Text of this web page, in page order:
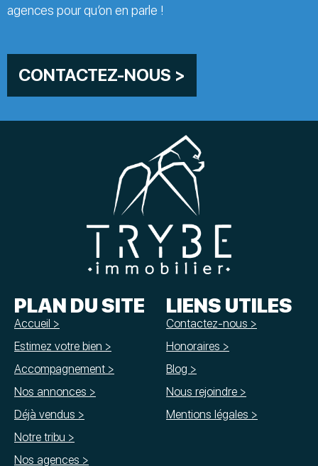
agences pour qu’on en parle !
CONTACTEZ-NOUS >
PLAN DU SITE
Accueil >
Estimez votre bien >
Accompagnement >
Nos annonces >
Déjà vendus >
Notre tribu >
Nos agences >
LIENS UTILES
Contactez-nous >
Honoraires >
Blog >
Nous rejoindre >
Mentions légales >